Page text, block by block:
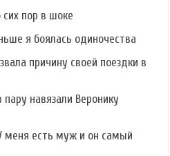
пор в шоке
я боялась одиночества
причину своей поездки в
навязали Веронику
меня есть муж и он самый